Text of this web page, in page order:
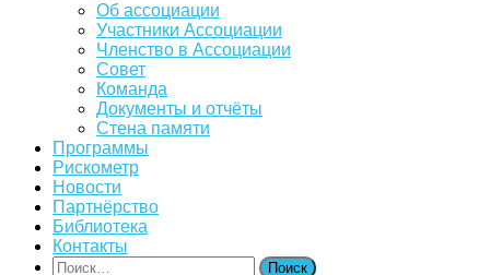
Об ассоциации
Участники Ассоциации
Членство в Ассоциации
Совет
Команда
Документы и отчёты
Стена памяти
Программы
Рискометр
Новости
Партнёрство
Библиотека
Контакты
Найти: